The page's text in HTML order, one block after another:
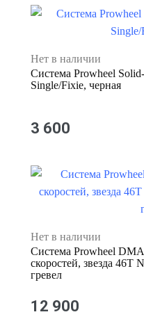
Нет в наличии
Система Prowheel
Single/Fixie, черная
3 600
Нет в наличии
Система Prowheel
скоростей, звезда
гревел
12 900